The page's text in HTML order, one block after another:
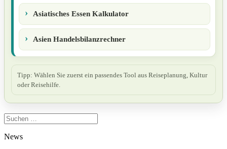
Asiatisches Essen Kalkulator
Asien Handelsbilanzrechner
Tipp: Wählen Sie zuerst ein passendes Tool aus Reiseplanung, Kultur
oder Reisehilfe.
Suchen
nach:
News